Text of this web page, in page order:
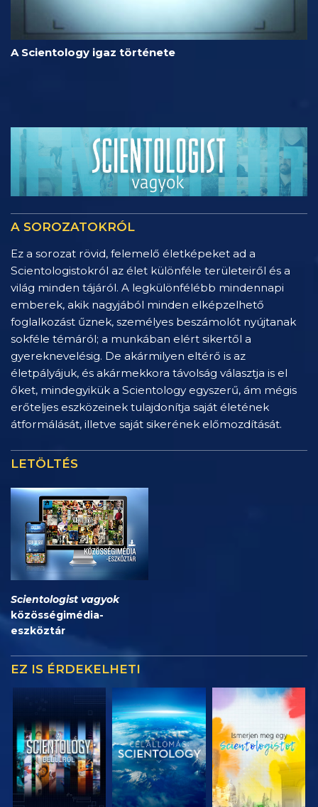
A Scientology igaz története
A SOROZATOKRÓL
Ez a sorozat rövid, felemelő életképeket ad a
Scientologistokról az élet különféle területeiről és a
világ minden tájáról. A legkülönfélébb mindennapi
emberek, akik nagyjából minden elképzelhető
foglalkozást űznek, személyes beszámolót nyújtanak
sokféle témáról; a munkában elért sikertől a
gyereknevelésig. De akármilyen eltérő is az
életpályájuk, és akármekkora távolság választja is el
őket, mindegyikük a Scientology egyszerű, ám mégis
erőteljes eszközeinek tulajdonítja saját életének
átformálását, illetve saját sikerének előmozdítását.
LETÖLTÉS
Scientologist vagyok
közösségimédia-
eszköztár
EZ IS ÉRDEKELHETI